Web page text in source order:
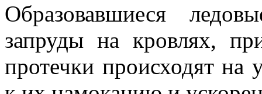
Образовавшиеся
запруды на кровлях,
протечки происходят на